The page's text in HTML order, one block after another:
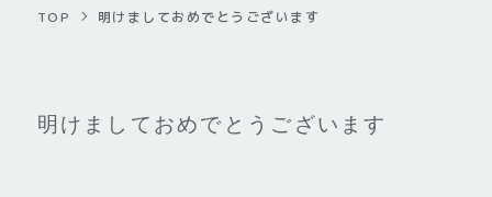
TOP 明けましておめでとうございます
明けましておめでとうございます